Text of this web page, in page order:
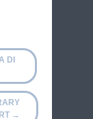
DI
→